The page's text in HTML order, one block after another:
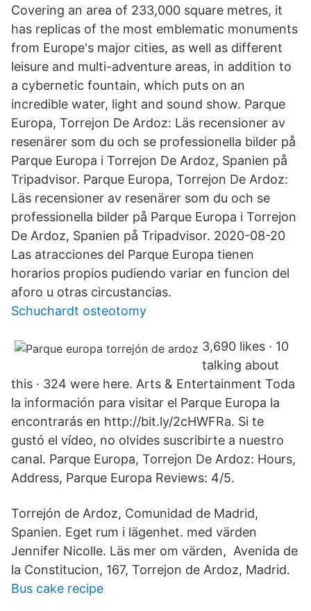
Covering an area of 233,000 square metres, it
has replicas of the most emblematic monuments
from Europe's major cities, as well as different
leisure and multi-adventure areas, in addition to
a cybernetic fountain, which puts on an
incredible water, light and sound show. Parque
Europa, Torrejon De Ardoz: Läs recensioner av
resenärer som du och se professionella bilder på
Parque Europa i Torrejon De Ardoz, Spanien på
Tripadvisor. Parque Europa, Torrejon De Ardoz:
Läs recensioner av resenärer som du och se
professionella bilder på Parque Europa i Torrejon
De Ardoz, Spanien på Tripadvisor. 2020-08-20
Las atracciones del Parque Europa tienen
horarios propios pudiendo variar en funcion del
aforo u otras circustancias.
Schuchardt osteotomy
3,690 likes · 10
talking about
this · 324 were here. Arts & Entertainment Toda
la información para visitar el Parque Europa la
encontrarás en http://bit.ly/2cHWFRa. Si te
gustó el vídeo, no olvides suscribirte a nuestro
canal. Parque Europa, Torrejon De Ardoz: Hours,
Address, Parque Europa Reviews: 4/5.
Torrejón de Ardoz, Comunidad de Madrid,
Spanien. Eget rum i lägenhet. med värden
Jennifer Nicolle. Läs mer om värden, Avenida de
la Constitucion, 167, Torrejon de Ardoz, Madrid.
Bus cake recipe